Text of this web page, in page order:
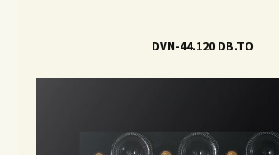
DVN-44.120 DB.TO